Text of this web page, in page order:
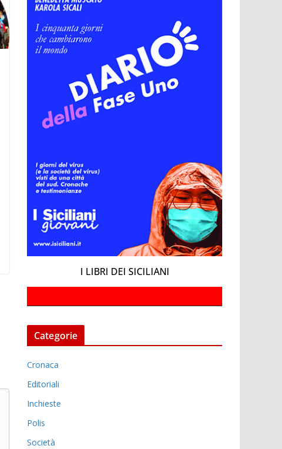
I LIBRI DEI SICILIANI
Categorie
Cronaca
Editoriali
Inchieste
Polis
Società